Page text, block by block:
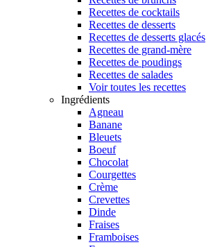
Recettes de cocktails
Recettes de desserts
Recettes de desserts glacés
Recettes de grand-mère
Recettes de poudings
Recettes de salades
Voir toutes les recettes
Ingrédients
Agneau
Banane
Bleuets
Boeuf
Chocolat
Courgettes
Crème
Crevettes
Dinde
Fraises
Framboises